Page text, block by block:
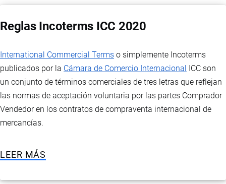
Reglas Incoterms ICC 2020
International Commercial Terms o simplemente Incoterms
publicados por la Cámara de Comercio Internacional ICC son
un conjunto de términos comerciales de tres letras que reflejan
las normas de aceptación voluntaria por las partes Comprador
Vendedor en los contratos de compraventa internacional de
mercancías.
LEER MÁS